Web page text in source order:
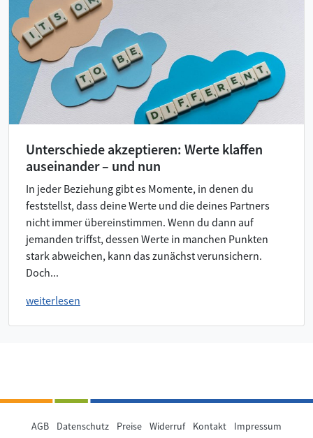
Unterschiede akzeptieren: Werte klaffen
auseinander – und nun
In jeder Beziehung gibt es Momente, in denen du
feststellst, dass deine Werte und die deines Partners
nicht immer übereinstimmen. Wenn du dann auf
jemanden triffst, dessen Werte in manchen Punkten
stark abweichen, kann das zunächst verunsichern.
Doch...
weiterlesen
AGB Datenschutz Preise Widerruf Kontakt Impressum